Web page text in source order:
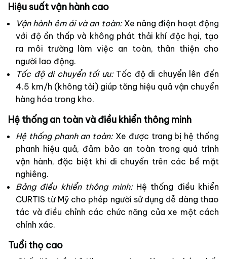
Hiệu suất vận hành cao
Vận hành êm ái và an toàn:Xe nâng điện hoạt động
với độ ồn thấp và không phát thải khí độc hại, tạo
ra môi trường làm việc an toàn, thân thiện cho
người lao động.
Tốc độ di chuyển tối ưu:Tốc độ di chuyển lên đến
4.5 km/h (không tải) giúp tăng hiệu quả vận chuyển
hàng hóa trong kho.
Hệ thống an toàn và điều khiển thông minh
Hệ thống phanh an toàn:Xe được trang bị hệ thống
phanh hiệu quả, đảm bảo an toàn trong quá trình
vận hành, đặc biệt khi di chuyển trên các bề mặt
nghiêng.
Bảng điều khiển thông minh:Hệ thống điều khiển
CURTIS từ Mỹ cho phép người sử dụng dễ dàng thao
tác và điều chỉnh các chức năng của xe một cách
chính xác.
Tuổi thọ cao